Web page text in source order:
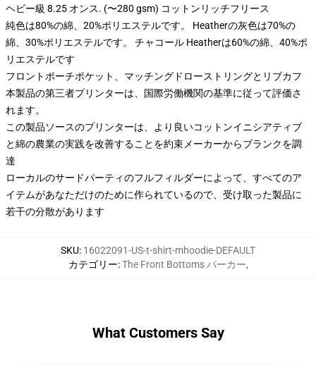
ヘビー級 8.25 オンス. (〜280 gsm) コットンリッチフリース
純色は80%の綿、20%ポリエステルです。 Heatherの灰色は70%の
綿、30%ポリエステルです。 チャコール Heatherは60%の綿、40%ポ
リエステルです
フロントポーチポケット、マッチングドローストリングとリブカフ
本製品の第三者プリンターは、国際労働機関の基準に従って評価さ
れます。
この製品ソースのプリンターは、より良いコットンイニシアティブ
と綿の農業の実践を改善することを約束メーカーからブランクを調
達
ローカルのサードパーティのフルフィルダーによって、すべてのア
イテムがあなただけのために作られているので、受け取った製品に
若干の分散があります
SKU: 16022091-US-t-shirt-mhoodie-DEFAULT
カテゴリー:The Front Bottoms パーカー,
What Customers Say